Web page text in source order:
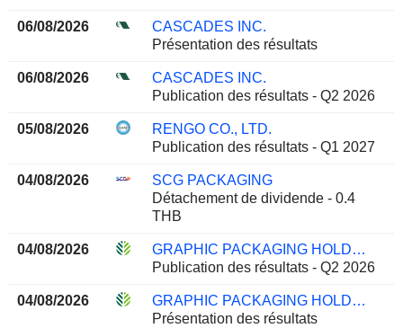
06/08/2026
CASCADES INC.
Présentation des résultats
06/08/2026
CASCADES INC.
Publication des résultats - Q2 2026
05/08/2026
RENGO CO., LTD.
Publication des résultats - Q1 2027
04/08/2026
SCG PACKAGING
Détachement de dividende - 0.4
THB
04/08/2026
GRAPHIC PACKAGING HOLDING COMPANY
Publication des résultats - Q2 2026
04/08/2026
GRAPHIC PACKAGING HOLDING COMPANY
Présentation des résultats